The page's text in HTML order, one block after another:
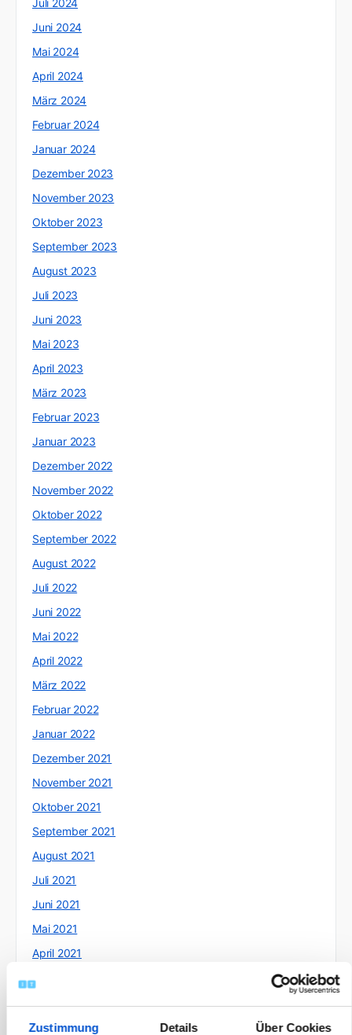
Zustimmung Details Über Cookies
Juli 2024
Juni 2024
Mai 2024
April 2024
März 2024
Februar 2024
Januar 2024
Dezember 2023
November 2023
Oktober 2023
September 2023
August 2023
Juli 2023
Juni 2023
Mai 2023
April 2023
März 2023
Februar 2023
Januar 2023
Dezember 2022
November 2022
Oktober 2022
September 2022
August 2022
Juli 2022
Juni 2022
Mai 2022
April 2022
März 2022
Februar 2022
Januar 2022
Dezember 2021
November 2021
Oktober 2021
September 2021
August 2021
Juli 2021
Juni 2021
Mai 2021
April 2021
März 2021
Januar 2021